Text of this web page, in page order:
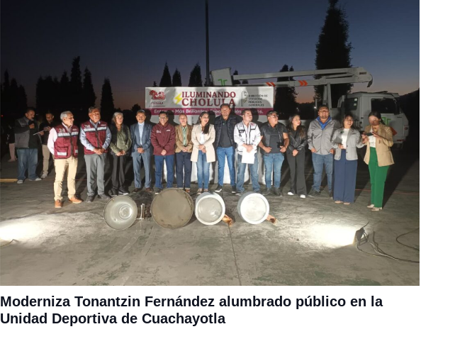
Moderniza Tonantzin Fernández alumbrado público en la
Unidad Deportiva de Cuachayotla